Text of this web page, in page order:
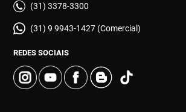
(31) 3378-3300
(31) 9 9943-1427 (Comercial)
REDES SOCIAIS